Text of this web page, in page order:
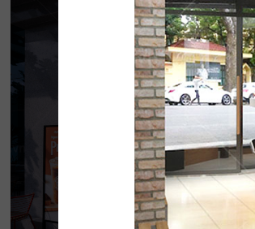
Highlands Sunwah do
không gian hai mặt tiền
hiện